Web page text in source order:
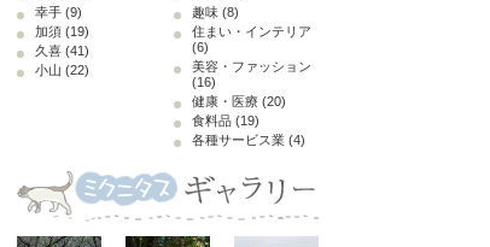
幸手 (9)
加須 (19)
久喜 (41)
小山 (22)
趣味 (8)
住まい・インテリア
(6)
美容・ファッション
(16)
健康・医療 (20)
食料品 (19)
各種サービス業 (4)